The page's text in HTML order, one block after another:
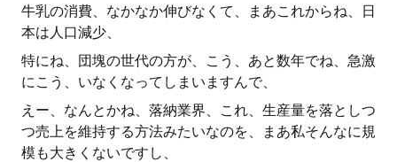
牛乳の消費、なかなか伸びなくて、まあこれからね、日
本は人口減少、
特にね、団塊の世代の方が、こう、あと数年でね、急激
にこう、いなくなってしまいますんで、
えー、なんとかね、落納業界、これ、生産量を落としつ
つ売上を維持する方法みたいなのを、まあ私そんなに規
模も大きくないですし、